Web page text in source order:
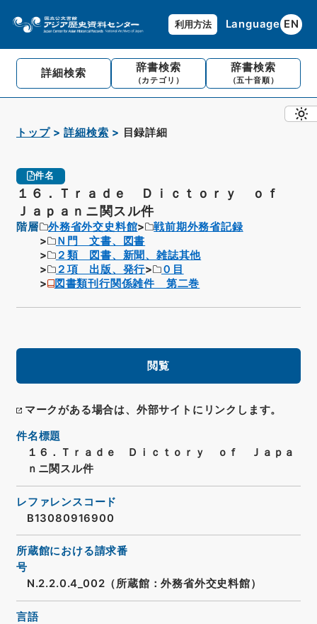
利用方法 Language EN
詳細検索 辞書検索
（カテゴリ）
辞書検索
（五十音順）
トップ 詳細検索 目録詳細
件名
１６．Ｔｒａｄｅ Ｄｉｃｔｏｒｙ ｏｆ
Ｊａｐａｎニ関スル件
階層 外務省外交史料館
戦前期外務省記録
Ｎ門 文書、図書
２類 図書、新聞、雑誌其他
２項 出版、発行
０目
図書類刊行関係雑件 第二巻
閲覧
マークがある場合は、外部サイトにリンクします。
件名標題
１６．Ｔｒａｄｅ Ｄｉｃｔｏｒｙ ｏｆ Ｊａｐａ
ｎニ関スル件
レファレンスコード
B13080916900
所蔵館における請求番
号
N.2.2.0.4_002（所蔵館：外務省外交史料館）
言語